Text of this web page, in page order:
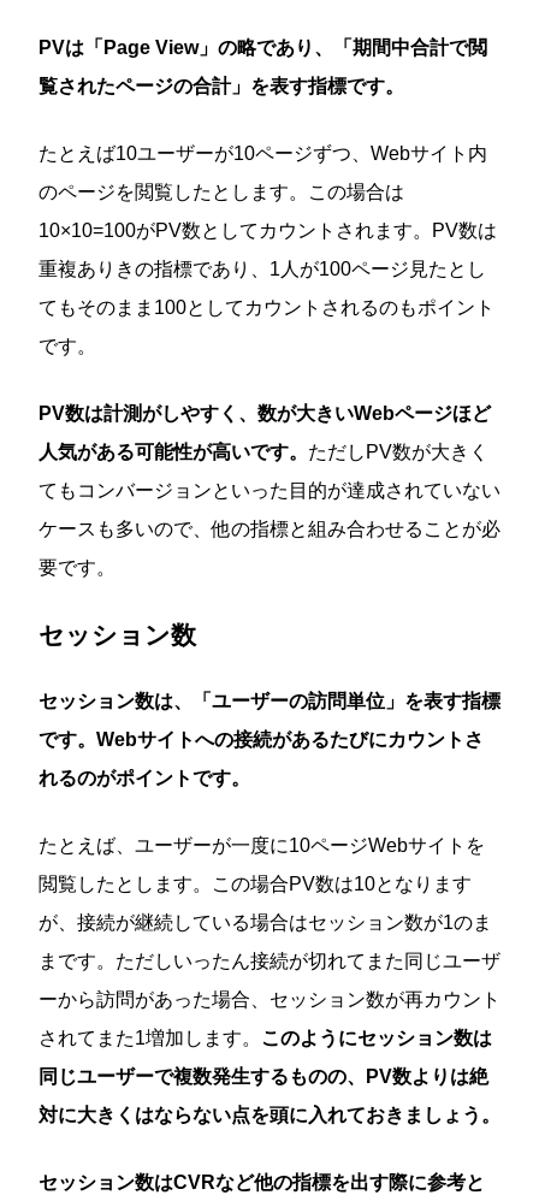
PVは「Page View」の略であり、「期間中合計で閲
覧されたページの合計」を表す指標です。
たとえば10ユーザーが10ページずつ、Webサイト内
のページを閲覧したとします。この場合は
10×10=100がPV数としてカウントされます。PV数は
重複ありきの指標であり、1人が100ページ見たとし
てもそのまま100としてカウントされるのもポイント
です。
PV数は計測がしやすく、数が大きいWebページほど
人気がある可能性が高いです。 ただしPV数が大きく
てもコンバージョンといった目的が達成されていない
ケースも多いので、他の指標と組み合わせることが必
要です。
セッション数
セッション数は、「ユーザーの訪問単位」を表す指標
です。Webサイトへの接続があるたびにカウントさ
れるのがポイントです。
たとえば、ユーザーが一度に10ページWebサイトを
閲覧したとします。この場合PV数は10となります
が、接続が継続している場合はセッション数が1のま
まです。ただしいったん接続が切れてまた同じユーザ
ーから訪問があった場合、セッション数が再カウント
されてまた1増加します。 このようにセッション数は
同じユーザーで複数発生するものの、PV数よりは絶
対に大きくはならない点を頭に入れておきましょう。
セッション数はCVRなど他の指標を出す際に参考と